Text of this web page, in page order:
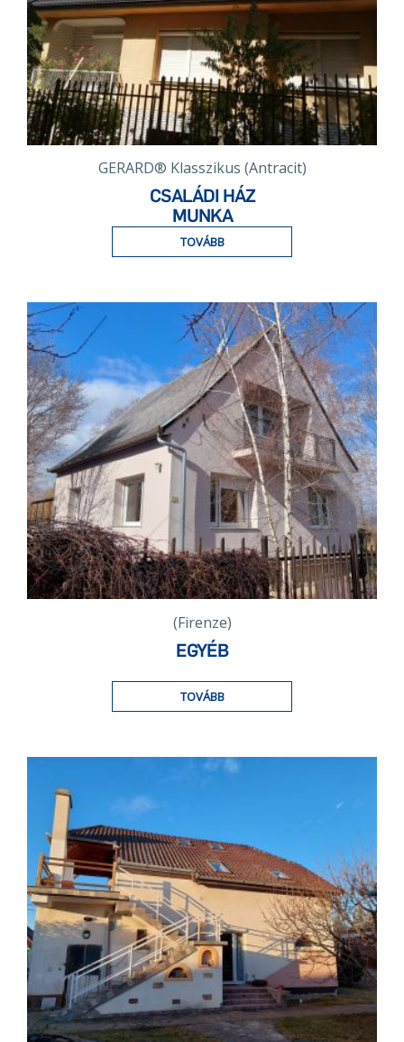
GERARD® Klasszikus (Antracit)
CSALÁDI HÁZ
MUNKA
TOVÁBB
(Firenze)
EGYÉB
TOVÁBB